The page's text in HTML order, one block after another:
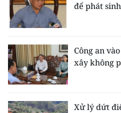
54 DÂN TỘC VIỆT NAM
CHƯƠNG TRÌNH OCOP - MỖI
MỘT SẢN PHẨM
RADIO
MEDIA CENTER
để phát
Công an
xây không
Xử lý dứt